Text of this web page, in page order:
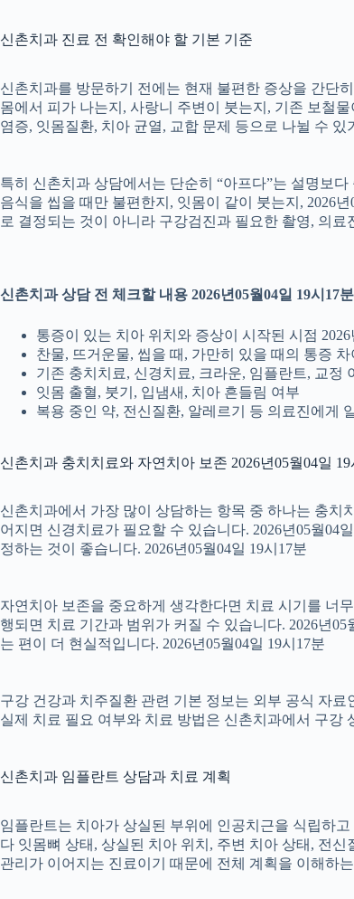
신촌치과 진료 전 확인해야 할 기본 기준
신촌치과를 방문하기 전에는 현재 불편한 증상을 간단
몸에서 피가 나는지, 사랑니 주변이 붓는지, 기존 보철
염증, 잇몸질환, 치아 균열, 교합 문제 등으로 나뉠 수
특히 신촌치과 상담에서는 단순히 “아프다”는 설명보
음식을 씹을 때만 불편한지, 잇몸이 같이 붓는지, 2026
로 결정되는 것이 아니라 구강검진과 필요한 촬영, 의
신촌치과 상담 전 체크할 내용 2026년05월04일 19시17분
통증이 있는 치아 위치와 증상이 시작된 시점 2026
찬물, 뜨거운물, 씹을 때, 가만히 있을 때의 통증 차
기존 충치치료, 신경치료, 크라운, 임플란트, 교정
잇몸 출혈, 붓기, 입냄새, 치아 흔들림 여부
복용 중인 약, 전신질환, 알레르기 등 의료진에게
신촌치과 충치치료와 자연치아 보존 2026년05월04일 19
신촌치과에서 가장 많이 상담하는 항목 중 하나는 충치
어지면 신경치료가 필요할 수 있습니다. 2026년05월04
정하는 것이 좋습니다. 2026년05월04일 19시17분
자연치아 보존을 중요하게 생각한다면 치료 시기를 너
행되면 치료 기간과 범위가 커질 수 있습니다. 2026년
는 편이 더 현실적입니다. 2026년05월04일 19시17분
구강 건강과 치주질환 관련 기본 정보는 외부 공식 자료
실제 치료 필요 여부와 치료 방법은 신촌치과에서 구강
신촌치과 임플란트 상담과 치료 계획
임플란트는 치아가 상실된 부위에 인공치근을 식립하
다 잇몸뼈 상태, 상실된 치아 위치, 주변 치아 상태, 전
관리가 이어지는 진료이기 때문에 전체 계획을 이해하